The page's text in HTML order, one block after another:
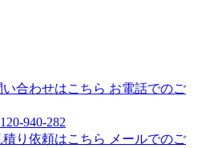
お電話でのご
メールでのご